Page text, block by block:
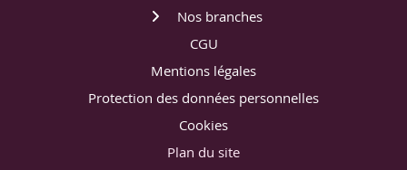
Techniques dans les projets Agile
Critères d'acceptation, adéquation de la couverture,
Nos branches
CGU
Mentions légales
Protection des données personnelles
Cookies
Plan du site